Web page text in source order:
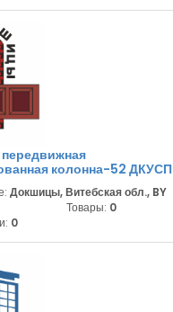
колонна-52 ДКУСП
Докшицы, Витебская обл., BY
Товары: 0
0